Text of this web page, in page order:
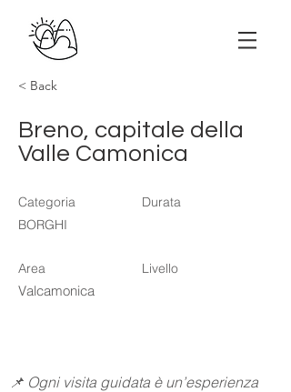
< Back
Breno, capitale della
Valle Camonica
Categoria
BORGHI
Area
Valcamonica
Durata
Livello
📌 Ogni visita guidata è un’esperienza